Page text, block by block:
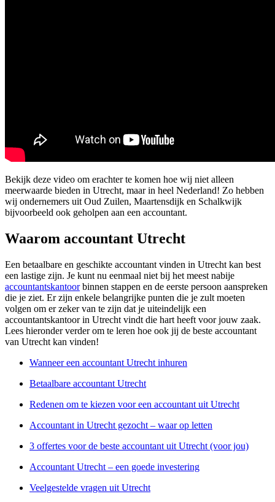
Bekijk deze video om erachter te komen hoe wij niet alleen
meerwaarde bieden in Utrecht, maar in heel Nederland! Zo hebben
wij ondernemers uit Oud Zuilen, Maartensdijk en Schalkwijk
bijvoorbeeld ook geholpen aan een accountant.
Waarom accountant Utrecht
Een betaalbare en geschikte accountant vinden in Utrecht kan best
een lastige zijn. Je kunt nu eenmaal niet bij het meest nabije
accountantskantoorbinnen stappen en de eerste persoon aanspreken
die je ziet. Er zijn enkele belangrijke punten die je zult moeten
volgen om er zeker van te zijn dat je uiteindelijk een
accountantskantoor in Utrecht vindt die hart heeft voor jouw zaak.
Lees hieronder verder om te leren hoe ook jij de beste accountant
van Utrecht kan vinden!
Wanneer een accountant Utrecht inhuren
Betaalbare accountant Utrecht
Redenen om te kiezen voor een accountant uit Utrecht
Accountant in Utrecht gezocht – waar op letten
3 offertes voor de beste accountant uit Utrecht (voor jou)
Accountant Utrecht – een goede investering
Veelgestelde vragen uit Utrecht